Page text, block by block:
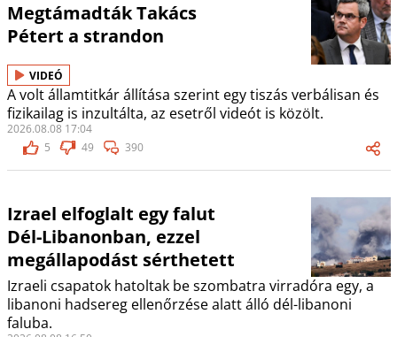
Megtámadták Takács
Pétert a strandon
VIDEÓ
A volt államtitkár állítása szerint egy tiszás verbálisan és
fizikailag is inzultálta, az esetről videót is közölt.
2026.08.08 17:04
5
49 390
Izrael elfoglalt egy falut
Dél-Libanonban, ezzel
megállapodást sérthetett
Izraeli csapatok hatoltak be szombatra virradóra egy, a
libanoni hadsereg ellenőrzése alatt álló dél-libanoni
faluba.